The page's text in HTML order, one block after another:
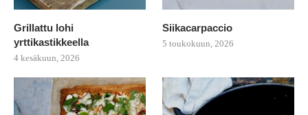
Grillattu lohi
yrttikastikkeella
4 kesäkuun, 2026
Siikacarpaccio
5 toukokuun, 2026